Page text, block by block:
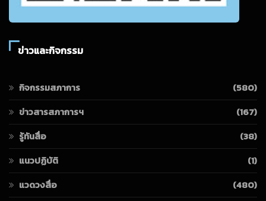
ข่าวและกิจกรรม
กิจกรรมสภาการ
(580)
ข่าวสารสภาการฯ
(167)
รู้ทันสื่อ
(38)
แนวปฏิบัติ
(1)
แวดวงสื่อ
(480)